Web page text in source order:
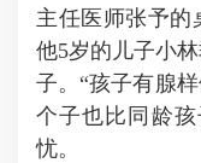
主任医师张予的
他5岁的儿子小
子。“孩子有腺
个子也比同龄
忧。